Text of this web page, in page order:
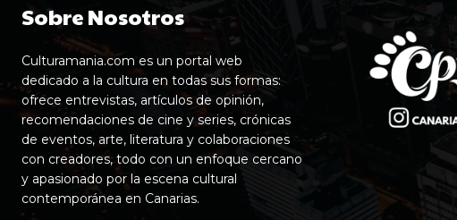
Sobre Nosotros
Culturamania.com es un portal web
dedicado a la cultura en todas sus formas:
ofrece entrevistas, artículos de opinión,
recomendaciones de cine y series, crónicas
de eventos, arte, literatura y colaboraciones
con creadores, todo con un enfoque cercano
y apasionado por la escena cultural
contemporánea en Canarias.